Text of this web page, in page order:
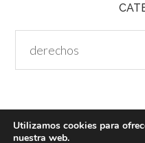
Utilizamos cookies para
nuestra web.